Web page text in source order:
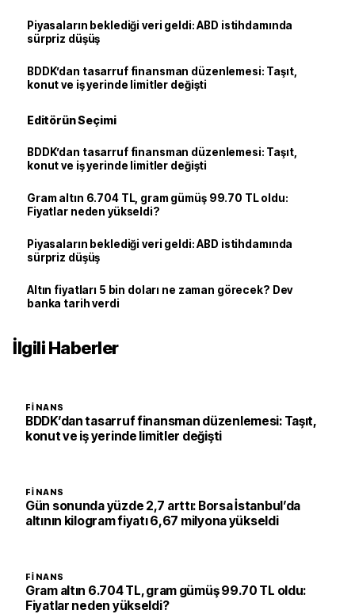
Piyasaların beklediği veri geldi: ABD istihdamında
sürpriz düşüş
BDDK’dan tasarruf finansman düzenlemesi: Taşıt,
konut ve iş yerinde limitler değişti
Editörün Seçimi
BDDK’dan tasarruf finansman düzenlemesi: Taşıt,
konut ve iş yerinde limitler değişti
Gram altın 6.704 TL, gram gümüş 99.70 TL oldu:
Fiyatlar neden yükseldi?
Piyasaların beklediği veri geldi: ABD istihdamında
sürpriz düşüş
Altın fiyatları 5 bin doları ne zaman görecek? Dev
banka tarih verdi
İlgili Haberler
FINANS
BDDK’dan tasarruf finansman düzenlemesi: Taşıt,
konut ve iş yerinde limitler değişti
FINANS
Gün sonunda yüzde 2,7 arttı: Borsa İstanbul’da
altının kilogram fiyatı 6,67 milyona yükseldi
FINANS
Gram altın 6.704 TL, gram gümüş 99.70 TL oldu:
Fiyatlar neden yükseldi?